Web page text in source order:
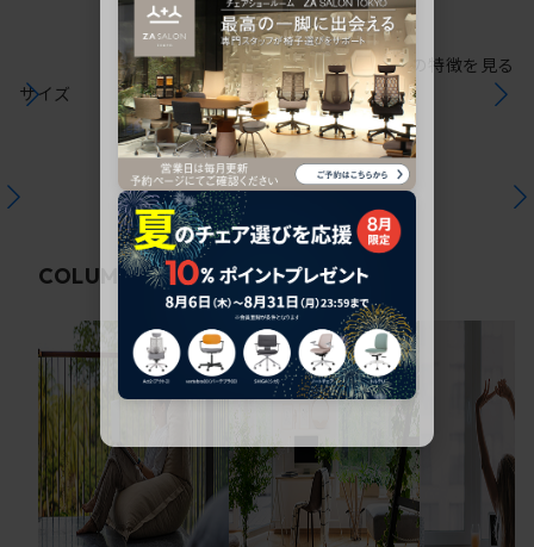
サイズ
シリーズの特徴を見る
COLUMN関連コラム